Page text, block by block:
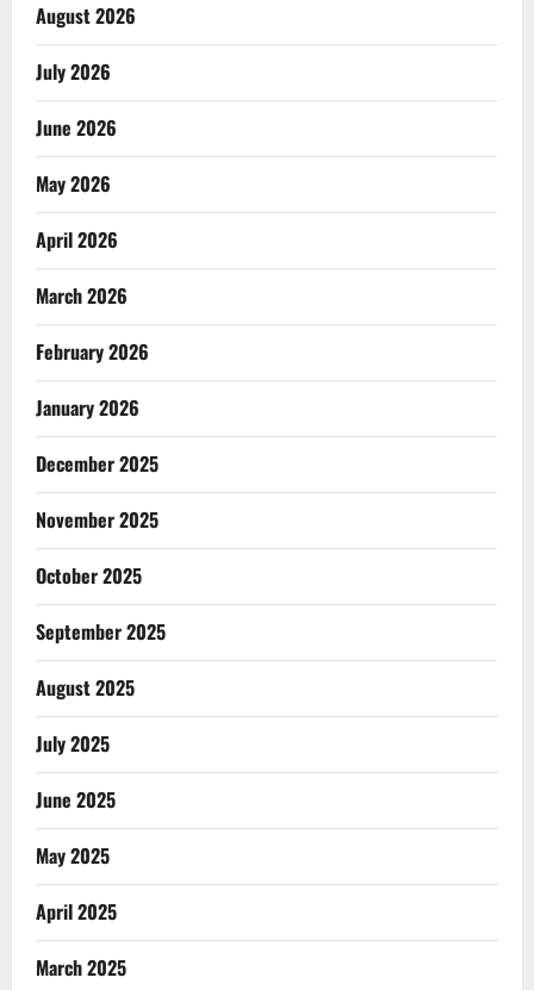
August 2026
July 2026
June 2026
May 2026
April 2026
March 2026
February 2026
January 2026
December 2025
November 2025
October 2025
September 2025
August 2025
July 2025
June 2025
May 2025
April 2025
March 2025